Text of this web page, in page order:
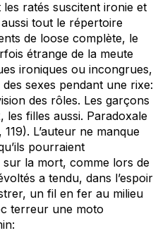
ratés suscitent ironie et
tout le répertoire
de loose complète, le
étrange de la meute
ironiques ou incongrues,
sexes pendant une rixe:
des rôles. Les garçons
filles aussi. Paradoxale
, 119). L’auteur ne manque
pourraient
la mort, comme lors de
a tendu, dans l’espoir
un fil en fer au milieu
terreur une moto